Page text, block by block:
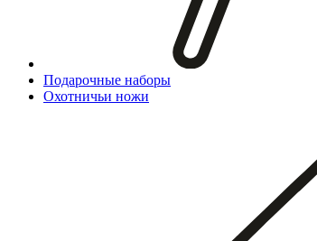
Подарочные наборы
Охотничьи ножи